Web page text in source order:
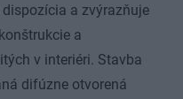
a zvýrazňuje
a
v interiéri. Stavba
difúzne otvorená